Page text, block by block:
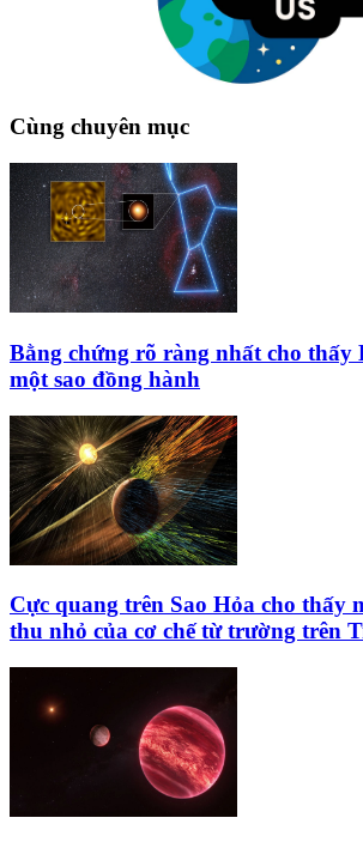
Cùng chuyên mục
Bằng chứng rõ ràng nhất cho thấy
một sao đồng hành
Cực quang trên Sao Hỏa cho thấy
thu nhỏ của cơ chế từ trường trên